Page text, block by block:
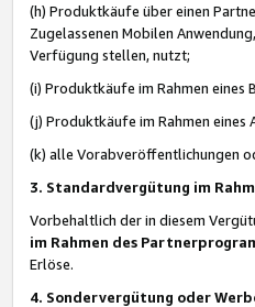
(h) Produktkäufe über einen
Zugelassenen Mobilen
Verfügung stellen, nutzt;
(i) Produktkäufe im Rahmen
(j) Produktkäufe im Rahmen eines
(k) alle Vorabveröffentlichungen
3. Standardvergütung im
Vorbehaltlich der in diesem
im Rahmen des
Erlöse.
4. Sondervergütung oder